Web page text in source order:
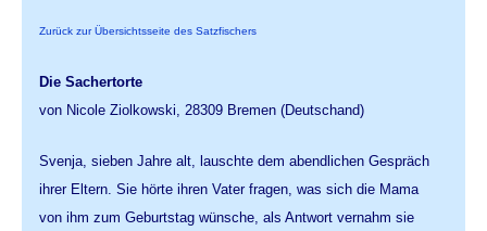
Zurück zur Übersichtsseite des Satzfischers
Die Sachertorte
von Nicole Ziolkowski, 28309 Bremen (Deutschand)
Svenja, sieben Jahre alt, lauschte dem abendlichen Gespräch
ihrer Eltern. Sie hörte ihren Vater fragen, was sich die Mama
von ihm zum Geburtstag wünsche, als Antwort vernahm sie